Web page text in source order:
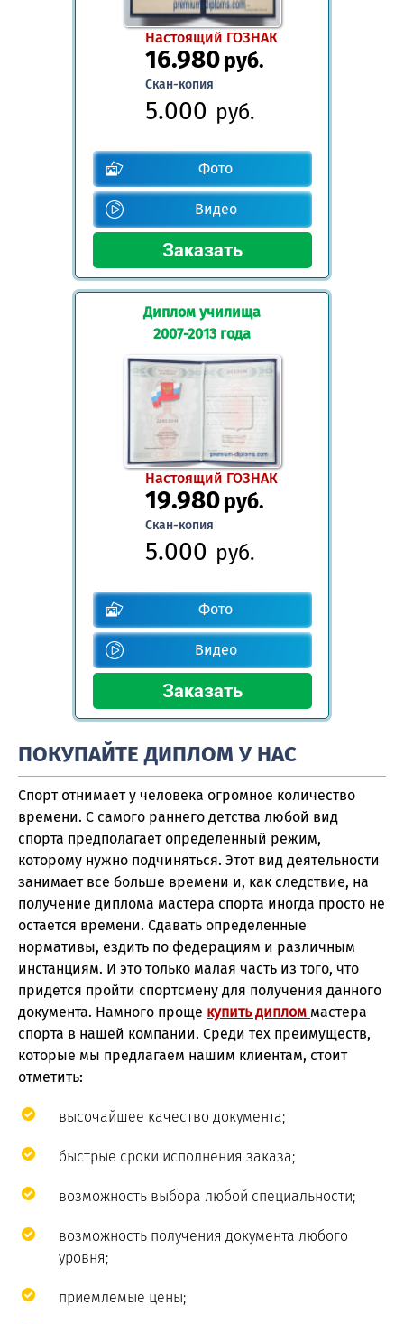
Настоящий ГОЗНАК
16.980руб.
Скан-копия
5.000 руб.
Фото
Видео
Диплом училища
2007-2013 года
Настоящий ГОЗНАК
19.980руб.
Скан-копия
5.000 руб.
Фото
Видео
ПОКУПАЙТЕ ДИПЛОМ У НАС
Спорт отнимает у человека огромное количество
времени. С самого раннего детства любой вид
спорта предполагает определенный режим,
которому нужно подчиняться. Этот вид деятельности
занимает все больше времени и, как следствие, на
получение диплома мастера спорта иногда просто не
остается времени. Сдавать определенные
нормативы, ездить по федерациям и различным
инстанциям. И это только малая часть из того, что
придется пройти спортсмену для получения данного
документа. Намного проще купить диплом мастера
спорта в нашей компании. Среди тех преимуществ,
которые мы предлагаем нашим клиентам, стоит
отметить:
высочайшее качество документа;
быстрые сроки исполнения заказа;
возможность выбора любой специальности;
возможность получения документа любого
уровня;
приемлемые цены;